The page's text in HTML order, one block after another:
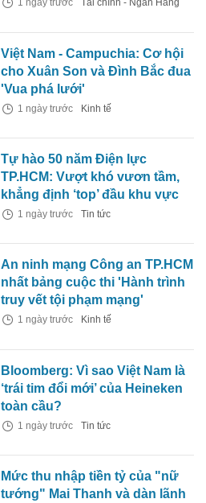
1 ngày trước Tài chính - Ngân Hàng
Việt Nam - Campuchia: Cơ hội
cho Xuân Son và Đình Bắc đua
'Vua phá lưới'
1 ngày trước Kinh tế
Tự hào 50 năm Điện lực
TP.HCM: Vượt khó vươn tầm,
khẳng định ‘top’ đầu khu vực
1 ngày trước Tin tức
An ninh mạng Công an TP.HCM
nhất bảng cuộc thi 'Hành trình
truy vết tội phạm mạng'
1 ngày trước Kinh tế
Bloomberg: Vì sao Việt Nam là
‘trái tim đổi mới’ của Heineken
toàn cầu?
1 ngày trước Tin tức
Mức thu nhập tiền tỷ của "nữ
tướng" Mai Thanh và dàn lãnh